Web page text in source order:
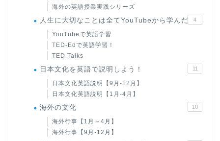
海外の英語授業実践シリーズ
人生に大切なことは全てYouTubeから学んだ 4
YouTubeで英語学習
TED-Edで英語学習！
TED Talks
日本文化を英語で説明しよう！ 11
日本文化英語説明【9月-12月】
日本文化英語説明【1月-4月】
海外の文化 10
海外行事【1月～4月】
海外行事【9月-12月】